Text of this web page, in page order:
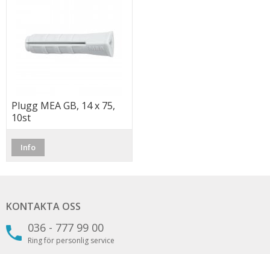
Plugg MEA GB, 14 x 75,
10st
Info
KONTAKTA OSS
036 - 777 99 00
Ring för personlig service